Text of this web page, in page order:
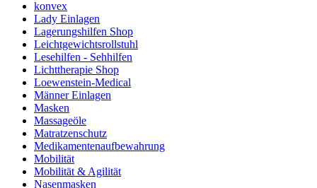
konvex
Lady Einlagen
Lagerungshilfen Shop
Leichtgewichtsrollstuhl
Lesehilfen - Sehhilfen
Lichttherapie Shop
Loewenstein-Medical
Männer Einlagen
Masken
Massageöle
Matratzenschutz
Medikamentenaufbewahrung
Mobilität
Mobilität & Agilität
Nasenmasken